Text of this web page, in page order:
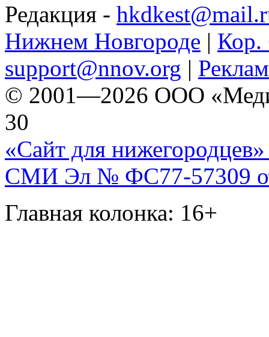
Редакция -
Нижнем Новгороде | Кор.
support@nnov.org |
© 2001—2026 ООО
30
«Сайт для нижегородцев»
СМИ Эл № ФС77-57309
Главная колонка: 16+